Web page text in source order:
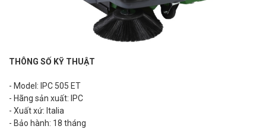
THÔNG SỐ KỸ THUẬT
- Model: IPC 505 ET
- Hãng sản xuất: IPC
- Xuất xứ: Italia
- Bảo hành: 18 tháng